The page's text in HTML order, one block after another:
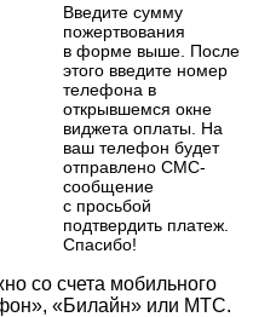
Введите сумму
пожертвования
в форме выше. После
этого введите номер
телефона в
открывшемся окне
виджета оплаты. На
ваш телефон будет
отправлено СМС-
сообщение
с просьбой
подтвердить платеж.
Cпасибо!
со счета мобильного
«Билайн» или МТС.